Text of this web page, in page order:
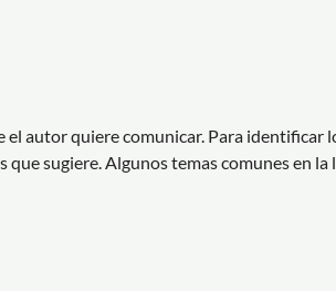
el autor quiere comunicar. Para identificar
sugiere. Algunos temas comunes en